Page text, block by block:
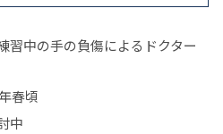
習中の手の負傷によるドクター
春頃
中